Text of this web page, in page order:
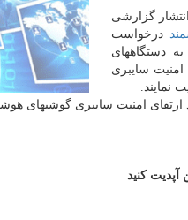
گزارشی
درخواست
دستگاههای
سایبری
نمایند.
امنیت سایبری گوشیهای
كنید